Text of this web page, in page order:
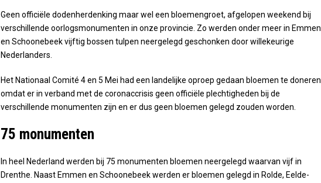
Geen officiële dodenherdenking maar wel een bloemengroet, afgelopen weekend bij
verschillende oorlogsmonumenten in onze provincie. Zo werden onder meer in Emmen
en Schoonebeek vijftig bossen tulpen neergelegd geschonken door willekeurige
Nederlanders.
Het Nationaal Comité 4 en 5 Mei had een landelijke oproep gedaan bloemen te doneren
omdat er in verband met de coronaccrisis geen officiële plechtigheden bij de
verschillende monumenten zijn en er dus geen bloemen gelegd zouden worden.
75 monumenten
In heel Nederland werden bij 75 monumenten bloemen neergelegd waarvan vijf in
Drenthe. Naast Emmen en Schoonebeek werden er bloemen gelegd in Rolde, Eelde-